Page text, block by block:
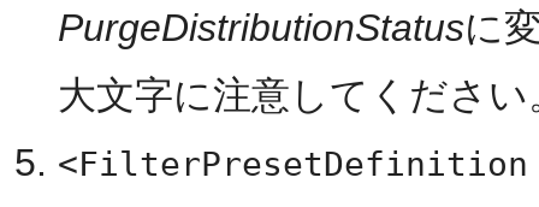
PurgeDistributionStatusに
大文字に注意してください
<FilterPresetDefinition